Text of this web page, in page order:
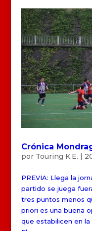
Crónica
por Touring K.E. |
PREVIA: Llega la
partido se juega
tres puntos menos
priori es una buena
que estabilicen en